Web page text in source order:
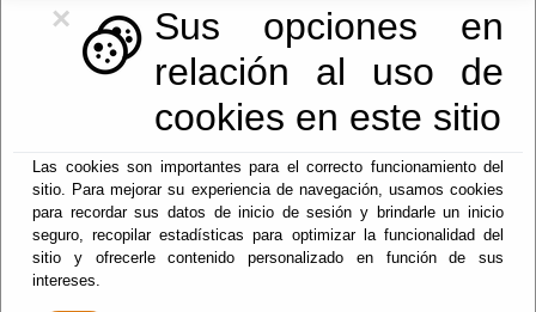
×
Sus opciones en
relación al uso de
cookies en este sitio
Las cookies son importantes para el correcto funcionamiento del
sitio. Para mejorar su experiencia de navegación, usamos cookies
para recordar sus datos de inicio de sesión y brindarle un inicio
seguro, recopilar estadísticas para optimizar la funcionalidad del
sitio y ofrecerle contenido personalizado en función de sus
intereses.
Iniciativas Europeas
Europedirectalmeria
Inicio - Iniciativas Europeas - RIEA 2024 - CALENDARIO
RED DE INFORMACIÓN EUROPEA DE ANDALUCÍA